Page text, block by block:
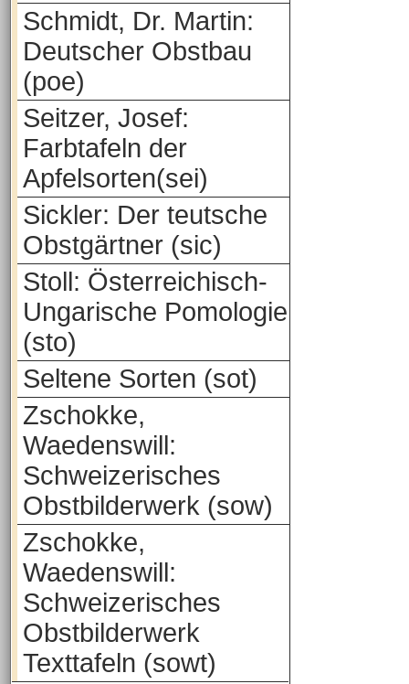
Schmidt, Dr. Martin:
Deutscher Obstbau
(poe)
Seitzer, Josef:
Farbtafeln der
Apfelsorten(sei)
Sickler: Der teutsche
Obstgärtner (sic)
Stoll: Österreichisch-
Ungarische Pomologie
(sto)
Seltene Sorten (sot)
Zschokke,
Waedenswill:
Schweizerisches
Obstbilderwerk (sow)
Zschokke,
Waedenswill:
Schweizerisches
Obstbilderwerk
Texttafeln (sowt)